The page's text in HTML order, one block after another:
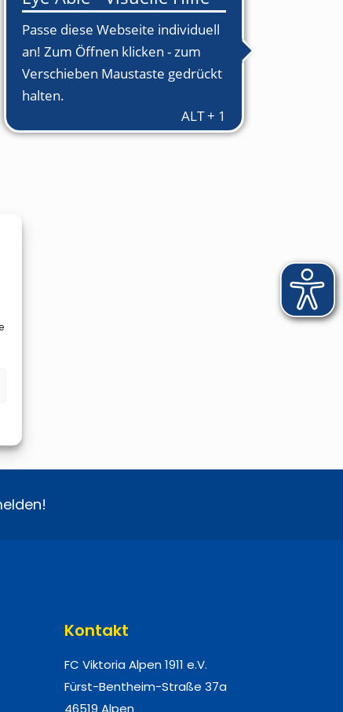
Kontakt
FC Viktoria Alpen 1911 e.V.
Fürst-Bentheim-Straße 37a
46519 Alpen